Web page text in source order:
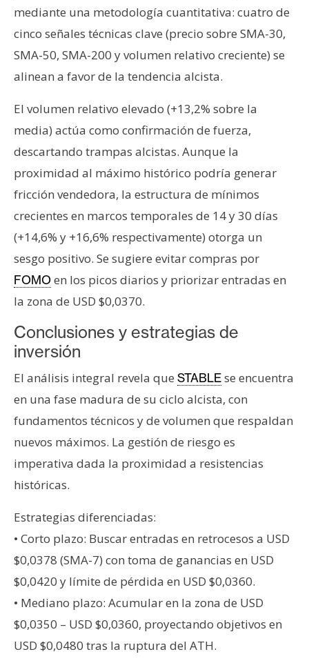
mediante una metodología cuantitativa: cuatro de
cinco señales técnicas clave (precio sobre SMA-30,
SMA-50, SMA-200 y volumen relativo creciente) se
alinean a favor de la tendencia alcista.
El volumen relativo elevado (+13,2% sobre la
media) actúa como confirmación de fuerza,
descartando trampas alcistas. Aunque la
proximidad al máximo histórico podría generar
fricción vendedora, la estructura de mínimos
crecientes en marcos temporales de 14 y 30 días
(+14,6% y +16,6% respectivamente) otorga un
sesgo positivo. Se sugiere evitar compras por
FOMOen los picos diarios y priorizar entradas en
la zona de USD $0,0370.
Conclusiones y estrategias de
inversión
El análisis integral revela que STABLEse encuentra
en una fase madura de su ciclo alcista, con
fundamentos técnicos y de volumen que respaldan
nuevos máximos. La gestión de riesgo es
imperativa dada la proximidad a resistencias
históricas.
Estrategias diferenciadas:
• Corto plazo: Buscar entradas en retrocesos a USD
$0,0378 (SMA-7) con toma de ganancias en USD
$0,0420 y límite de pérdida en USD $0,0360.
• Mediano plazo: Acumular en la zona de USD
$0,0350 – USD $0,0360, proyectando objetivos en
USD $0,0480 tras la ruptura del ATH.